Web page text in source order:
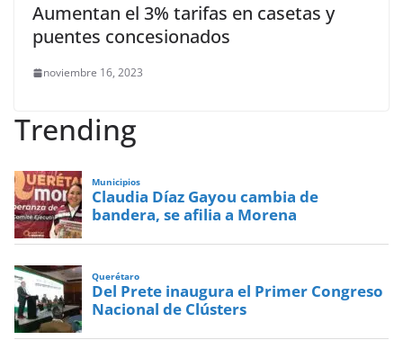
Aumentan el 3% tarifas en casetas y
puentes concesionados
noviembre 16, 2023
Trending
Municipios
Claudia Díaz Gayou cambia de
bandera, se afilia a Morena
Querétaro
Del Prete inaugura el Primer Congreso
Nacional de Clústers